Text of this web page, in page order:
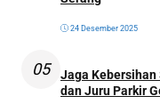
24 Desember 2025
05
Jaga Kebersihan
dan Juru Parkir